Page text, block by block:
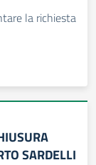
la richiesta
SARDELLI